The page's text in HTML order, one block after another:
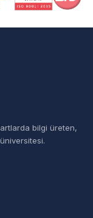
bilgi üreten,